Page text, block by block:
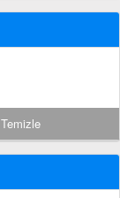
Temizle